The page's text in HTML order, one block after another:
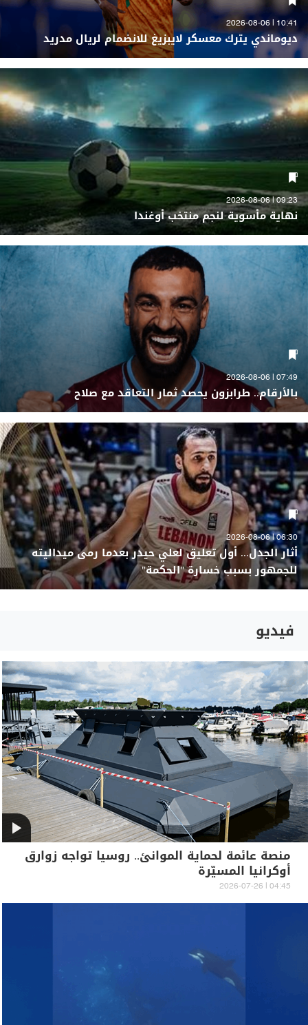
10:41 | 2026-08-06
ديوماندي يترك معسكر لايبزيغ للانضمام لريال مدريد
09:23 | 2026-08-06
نهاية مأسوية لنجم منتخب أوغندا
07:49 | 2026-08-06
بالأرقام.. طرابزون يحصد ثمار التعاقد مع صلاح
06:30 | 2026-08-06
أثار الجدل... أول تعليق لعلي حيدر بعدما رمى ميداليته
للجمهور بسبب خسارة "الحكمة"
فيديو
منصة عائمة لحماية الموانئ.. روسيا تواجه زوارق
أوكرانيا المسيّرة
04:45 | 2026-07-26